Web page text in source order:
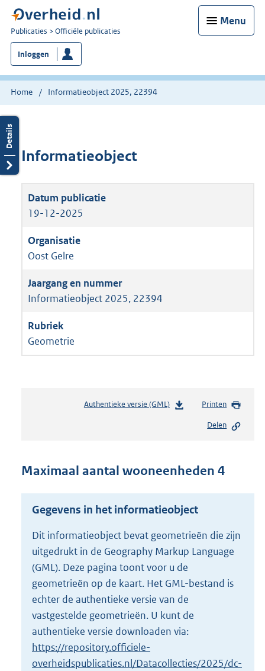
Menu
U
bent
nu
hier:
Publicaties Officiële publicaties
Inloggen
Home Informatieobject 2025, 22394
Informatieobject
19-12-2025
Oost Gelre
Informatieobject 2025, 22394
Geometrie
Authentieke versie (GML)b
n
s
r
o
t
t
e
5
K
b
Printen
Delen
Maximaal aantal wooneenheden 4
Gegevens in het informatieobject
Dit informatieobject bevat geometrieën die zijn
uitgedrukt in de Geography Markup Language
(GML). Deze pagina toont voor u de
geometrieën op de kaart. Het GML-bestand is
echter de authentieke versie van de
vastgestelde geometrieën. U kunt de
authentieke versie downloaden via:
https://repository.officiele-
overheidspublicaties.nl/Datacollecties/2025/dc-